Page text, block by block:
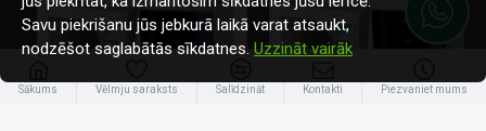
Sākums Vēlmju saraksts Salīdzināt Kontakti Piezvaniet mums
Savu piekrišanu jūs jebkurā laikā varat atsaukt,
nodzēšot saglabātās sīkdatnes. Uzzināt vairāk